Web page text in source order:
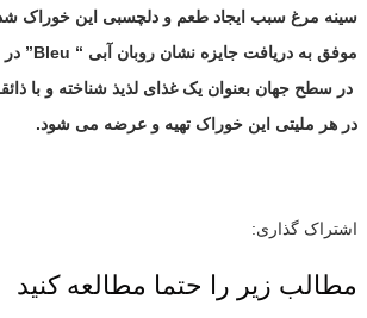
سینه مرغ سبب ایجاد طعم و دلچسبی این خوراک
موفق به دریافت جایزه نشان روبان آبی “
” در
در سطح جهان بعنوان یک غذای لذیذ شناخته و با
در هر ملیتی این خوراک تهیه و عرضه می شود.
اشتراک گذاری:
مطالب زیر را حتما مطالعه کنید